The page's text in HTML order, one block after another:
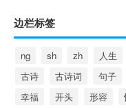
边栏标签
ng sh zh 人生
古诗
古诗词 句子
幸福
开头 形容